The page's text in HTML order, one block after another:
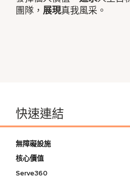
團隊， 展現真我風采。
快速連結
無障礙設施
核心價值
Serve360